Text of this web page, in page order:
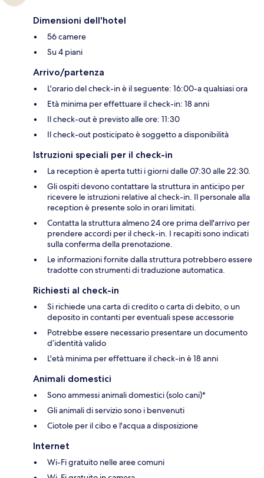
Dimensioni dell'hotel
56 camere
Su 4 piani
Arrivo/partenza
L'orario del check-in è il seguente: 16:00-a qualsiasi ora
Età minima per effettuare il check-in: 18 anni
Il check-out è previsto alle ore: 11:30
Il check-out posticipato è soggetto a disponibilità
Istruzioni speciali per il check-in
La reception è aperta tutti i giorni dalle 07:30 alle 22:30.
Gli ospiti devono contattare la struttura in anticipo per
ricevere le istruzioni relative al check-in. Il personale alla
reception è presente solo in orari limitati.
Contatta la struttura almeno 24 ore prima dell'arrivo per
prendere accordi per il check-in. I recapiti sono indicati
sulla conferma della prenotazione.
Le informazioni fornite dalla struttura potrebbero essere
tradotte con strumenti di traduzione automatica.
Richiesti al check-in
Si richiede una carta di credito o carta di debito, o un
deposito in contanti per eventuali spese accessorie
Potrebbe essere necessario presentare un documento
d’identità valido
L'età minima per effettuare il check-in è 18 anni
Animali domestici
Sono ammessi animali domestici (solo cani)*
Gli animali di servizio sono i benvenuti
Ciotole per il cibo e l'acqua a disposizione
Internet
Wi-Fi gratuito nelle aree comuni